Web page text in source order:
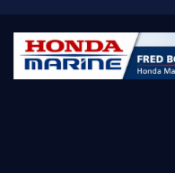
Početna